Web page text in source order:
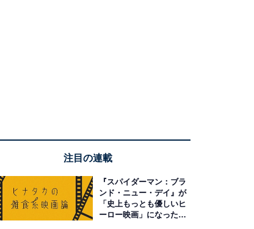
注目の連載
『スパイダーマン：ブラ
ンド・ニュー・デイ』が
「史上もっとも優しいヒ
ーロー映画」になった理